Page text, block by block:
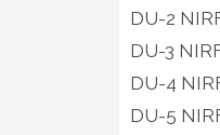
DU-2
DU-3
DU-4
DU-5